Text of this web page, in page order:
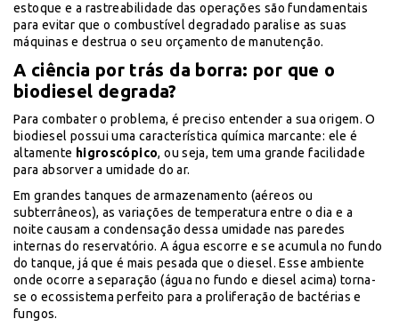
estoque e a rastreabilidade das operações são fundamentais
para evitar que o combustível degradado paralise as suas
máquinas e destrua o seu orçamento de manutenção.
A ciência por trás da borra: por que o
biodiesel degrada?
Para combater o problema, é preciso entender a sua origem. O
biodiesel possui uma característica química marcante: ele é
altamente higroscópico, ou seja, tem uma grande facilidade
para absorver a umidade do ar.
Em grandes tanques de armazenamento (aéreos ou
subterrâneos), as variações de temperatura entre o dia e a
noite causam a condensação dessa umidade nas paredes
internas do reservatório. A água escorre e se acumula no fundo
do tanque, já que é mais pesada que o diesel. Esse ambiente
onde ocorre a separação (água no fundo e diesel acima) torna-
se o ecossistema perfeito para a proliferação de bactérias e
fungos.